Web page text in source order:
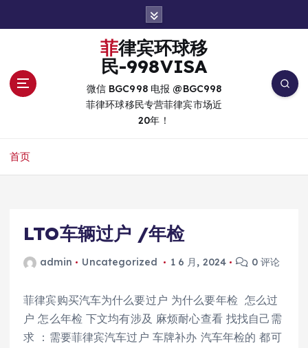
菲律宾环球移
民-998VISA
微信 BGC998 电报 @BGC998
菲律环球移民专营菲律宾市场近
20年！
首页
LTO车辆过户 /年检
admin Uncategorized 1 6 月, 2024 0 评论
菲律宾购买汽车为什么要过户 为什么要年检 怎么过
户 怎么年检 下文均有涉及 麻烦耐心查看 找找自己需
求 ：需要菲律宾汽车过户 车牌补办 汽车年检的 都可